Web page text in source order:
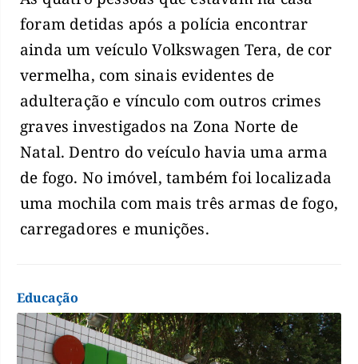
foram detidas após a polícia encontrar
ainda um veículo Volkswagen Tera, de cor
vermelha, com sinais evidentes de
adulteração e vínculo com outros crimes
graves investigados na Zona Norte de
Natal. Dentro do veículo havia uma arma
de fogo. No imóvel, também foi localizada
uma mochila com mais três armas de fogo,
carregadores e munições.
Educação